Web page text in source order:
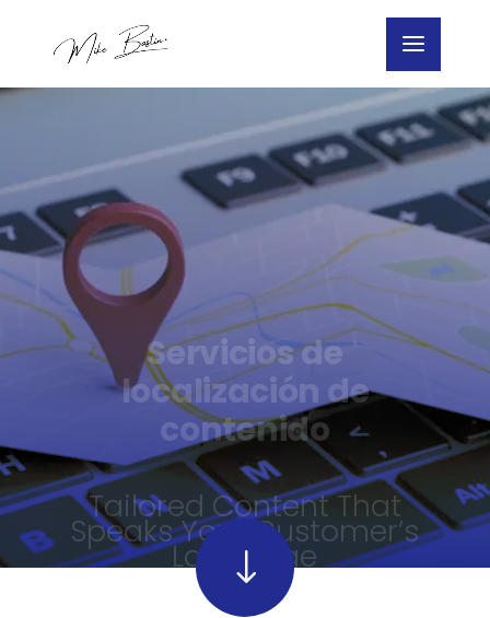
Servicios de
localización de
contenido
Tailored Content That
Speaks Your Customer’s
Language
"